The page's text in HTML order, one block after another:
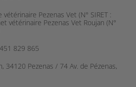
vétérinaire Pezenas Vet (N° SIRET :
vétérinaire Pezenas Vet Roujan (N°
451 829 865
34120 Pezenas / 74 Av. de Pézenas,